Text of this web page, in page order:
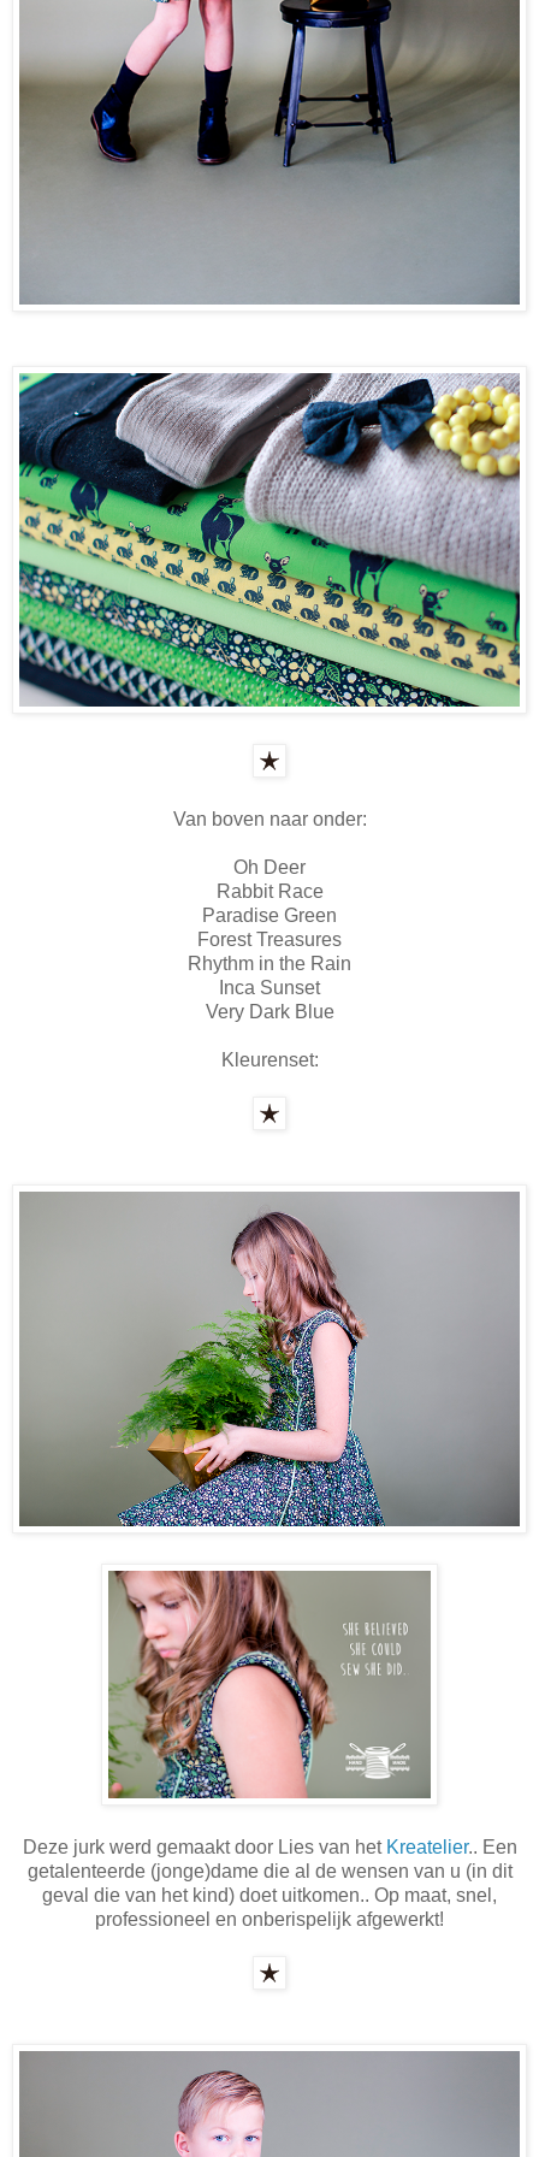
Van boven naar onder:
Oh Deer
Rabbit Race
Paradise Green
Forest Treasures
Rhythm in the Rain
Inca Sunset
Very Dark Blue
Kleurenset:
Deze jurk werd gemaakt door Lies van hetKreatelier.. Een
getalenteerde (jonge)dame die al de wensen van u (in dit
geval die van het kind) doet uitkomen.. Op maat, snel,
professioneel en onberispelijk afgewerkt!